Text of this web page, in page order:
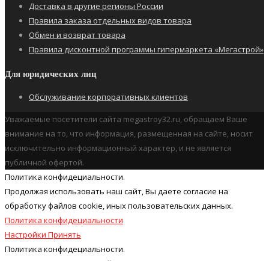
Доставка в другие регионы России
Правила заказа отдельных видов товара
Обмен и возврат товара
Правила дисконтной программы гипермаркета «Мегастрой»
Для юридических лиц
Обслуживание корпоративных клиентов
Уважаемые посетители сайта megastroy32.ru, обращаем Ваше
внимание на то, что информация, размещенная на сайте, носит
исключительно информационный характер, и не является
публичной офертой.
Политика конфидециальности.
Продолжая использовать наш cайт, Вы даете согласие на
обработку файлов cookie, иных пользовательских данных.
Политика конфидециальности
Настройки Принять
Политика конфидециальности.